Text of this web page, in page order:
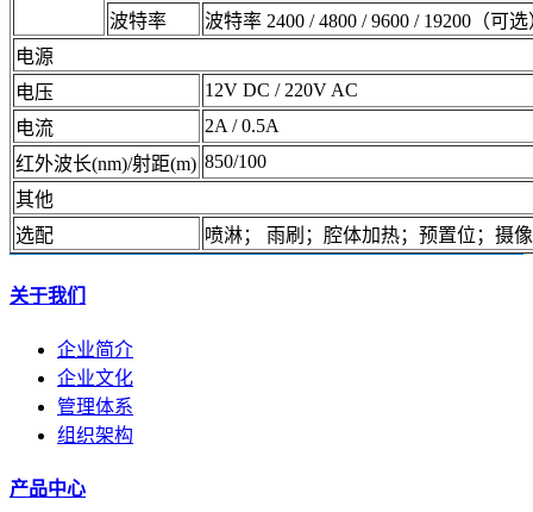
波特率
波特率 2400 / 4800 / 9600 / 19200（可选
电源
电压
12V DC / 220V AC
电流
2A / 0.5A
红外波长(nm)/射距(m) 850/100
其他
选配
喷淋； 雨刷；腔体加热；预置位；摄
关于我们
企业简介
企业文化
管理体系
组织架构
产品中心